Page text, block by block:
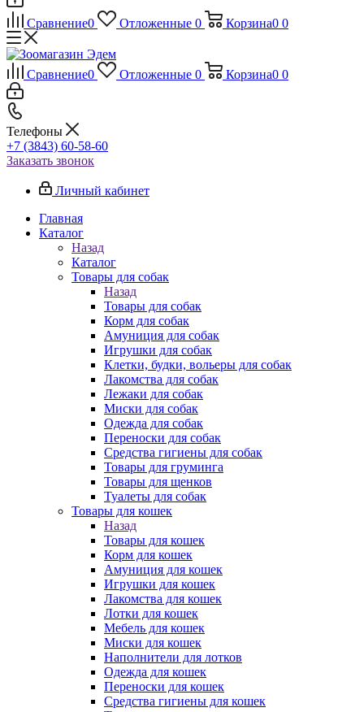
Сравнение0 Отложенные 0 Корзина0 0
Сравнение0 Отложенные 0 Корзина0 0
Телефоны
+7 (3843) 60-58-60
Заказать звонок
Личный кабинет
Главная
Каталог
Назад
Каталог
Товары для собак
Назад
Товары для собак
Корм для собак
Амуниция для собак
Игрушки для собак
Клетки, будки, вольеры для собак
Лакомства для собак
Лежаки для собак
Миски для собак
Одежда для собак
Переноски для собак
Средства гигиены для собак
Товары для груминга
Товары для щенков
Туалеты для собак
Товары для кошек
Назад
Товары для кошек
Корм для кошек
Амуниция для кошек
Игрушки для кошек
Лакомства для кошек
Лотки для кошек
Мебель для кошек
Миски для кошек
Наполнители для лотков
Одежда для кошек
Переноски для кошек
Средства гигиены для кошек